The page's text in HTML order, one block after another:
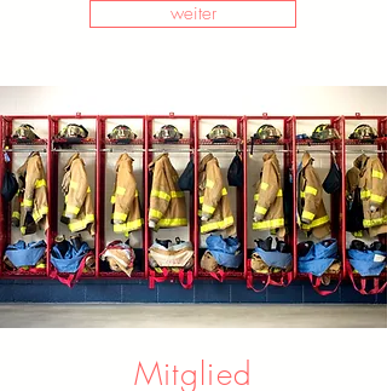
weiter
Mitglied